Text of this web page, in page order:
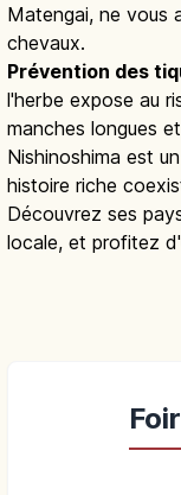
Matengai, ne vous
chevaux.
Prévention des
l'herbe expose au
manches longues
Nishinoshima est
histoire riche
Découvrez ses
locale, et profitez